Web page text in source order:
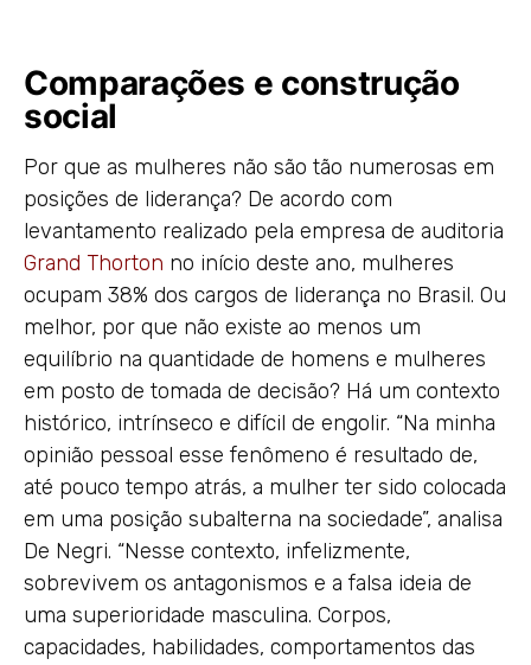
Comparações e construção
social
Por que as mulheres não são tão numerosas em
posições de liderança? De acordo com
levantamento realizado pela empresa de auditoria
Grand Thorton no início deste ano, mulheres
ocupam 38% dos cargos de liderança no Brasil. Ou
melhor, por que não existe ao menos um
equilíbrio na quantidade de homens e mulheres
em posto de tomada de decisão? Há um contexto
histórico, intrínseco e difícil de engolir. “Na minha
opinião pessoal esse fenômeno é resultado de,
até pouco tempo atrás, a mulher ter sido colocada
em uma posição subalterna na sociedade”, analisa
De Negri. “Nesse contexto, infelizmente,
sobrevivem os antagonismos e a falsa ideia de
uma superioridade masculina. Corpos,
capacidades, habilidades, comportamentos das